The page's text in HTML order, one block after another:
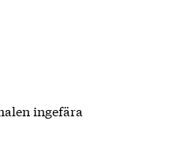
ingefära